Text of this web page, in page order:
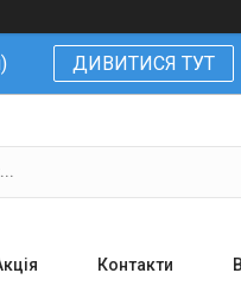
ДИВИТИСЯ ТУТ
Контакти